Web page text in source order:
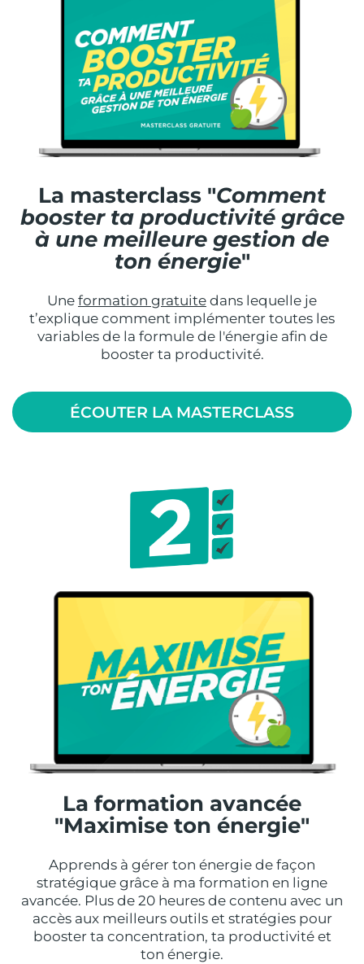
La masterclass "Comment
booster ta productivité grâce
à une meilleure gestion de
ton énergie"
Une formation gratuite dans lequelle je
t’explique comment implémenter toutes les
variables de la formule de l'énergie afin de
booster ta productivité.
ÉCOUTER LA MASTERCLASS
La formation avancée
"Maximise ton énergie"
Apprends à gérer ton énergie de façon
stratégique grâce à ma formation en ligne
avancée. Plus de 20 heures de contenu avec un
accès aux meilleurs outils et stratégies pour
booster ta concentration, ta productivité et
ton énergie.